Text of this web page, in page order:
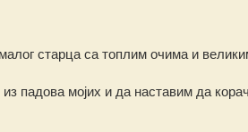
старца са топлим очима и
падова мојих и да наставим да